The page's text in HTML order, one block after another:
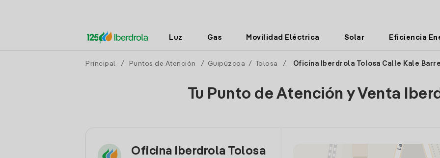
Luz Gas Movilidad Eléctrica Solar Eficiencia
Principal / Puntos de Atención / Guipúzcoa / Tolosa / Oficina Iberdrola Tolosa Calle Kale
Tu Punto de Atención y Venta
Oficina Iberdrola Tolosa